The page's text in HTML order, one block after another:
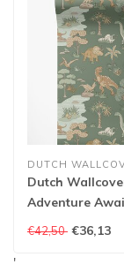
DUTCH
Dutch
Adventure
Zoo Green -
€42,50 €36,13
'